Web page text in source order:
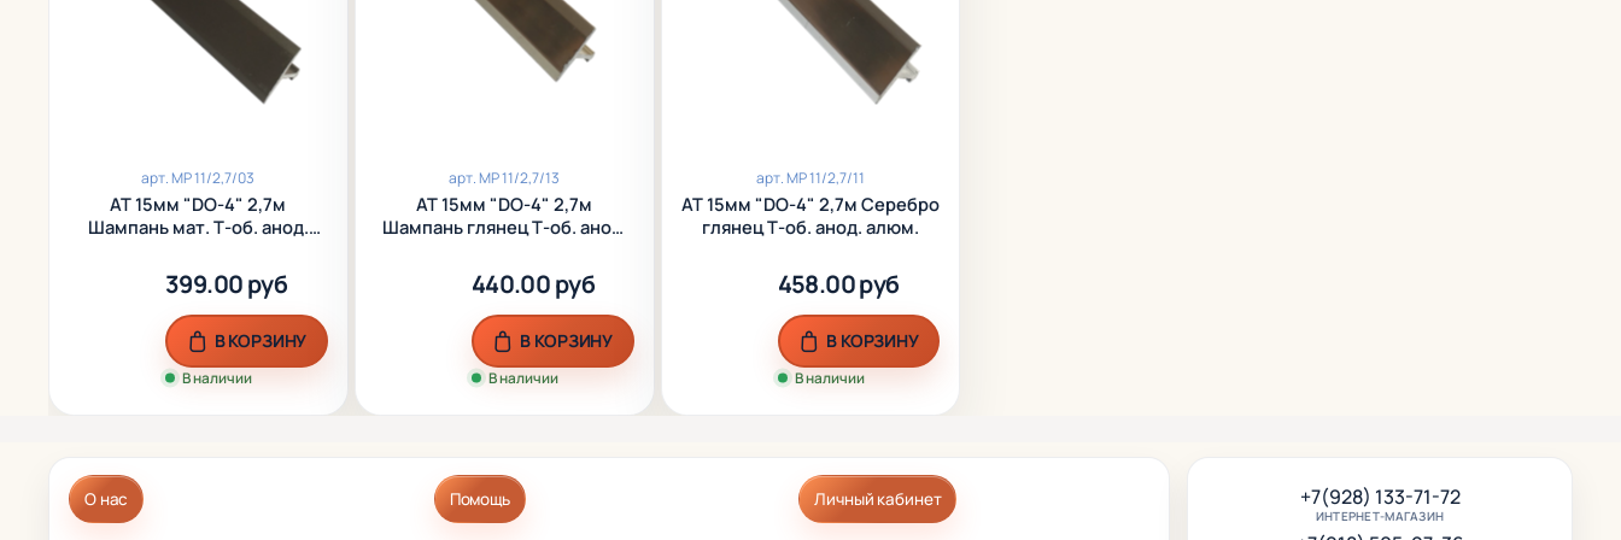
профиль без клея. Данный способ
позволяет в дальнейшем менять Т-
образный изношенный профиль не
эксплуатации и стойкость к износу и
механическим повреждениям.
арт.МР 11/2,7/03
АТ 15мм "DO-4" 2,7м
Шампань мат. Т-об. анод.
399.00 руб
В наличии
В КОРЗИНУ
арт.МР 11/2,7/13
АТ 15мм "DO-4" 2,7м
Шампань глянец Т-об. анод.
440.00 руб
В наличии
В КОРЗИНУ
арт.МР 11/2,7/11
АТ 15мм "DO-4" 2,7м Серебро
глянец Т-об. анод. алюм.
458.00 руб
В наличии
В КОРЗИНУ
О нас Помощь Личный кабинет +7(928) 133-71-72
ИНТЕРНЕТ-МАГАЗИН